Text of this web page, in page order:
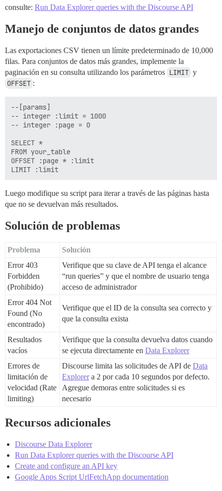
consulte: Run Data Explorer queries with the Discourse API
Manejo de conjuntos de datos grandes
Las exportaciones CSV tienen un límite predeterminado de 10,000
filas. Para conjuntos de datos más grandes, implemente la
paginación en su consulta utilizando los parámetros LIMIT y
OFFSET :
--[params]
-- integer :limit = 1000
-- integer :page = 0
SELECT *
FROM your_table
OFFSET :page * :limit
Luego modifique su script para iterar a través de las páginas hasta
que no se devuelvan más resultados.
Solución de problemas
Problema
Solución
Error 403
Forbidden
(Prohibido)
Verifique que su clave de API tenga el alcance
“run queries” y que el nombre de usuario tenga
acceso de administrador
Error 404 Not
Found (No
encontrado)
Verifique que el ID de la consulta sea correcto y
que la consulta exista
Resultados
vacíos
Verifique que la consulta devuelva datos cuando
se ejecuta directamente en Data Explorer
Errores de
limitación de
velocidad (Rate
limiting)
Discourse limita las solicitudes de API de Data
Explorera 2 por cada 10 segundos por defecto.
Agregue demoras entre solicitudes si es
necesario
Recursos adicionales
Discourse Data Explorer
Run Data Explorer queries with the Discourse API
Create and configure an API key
Google Apps Script UrlFetchApp documentation